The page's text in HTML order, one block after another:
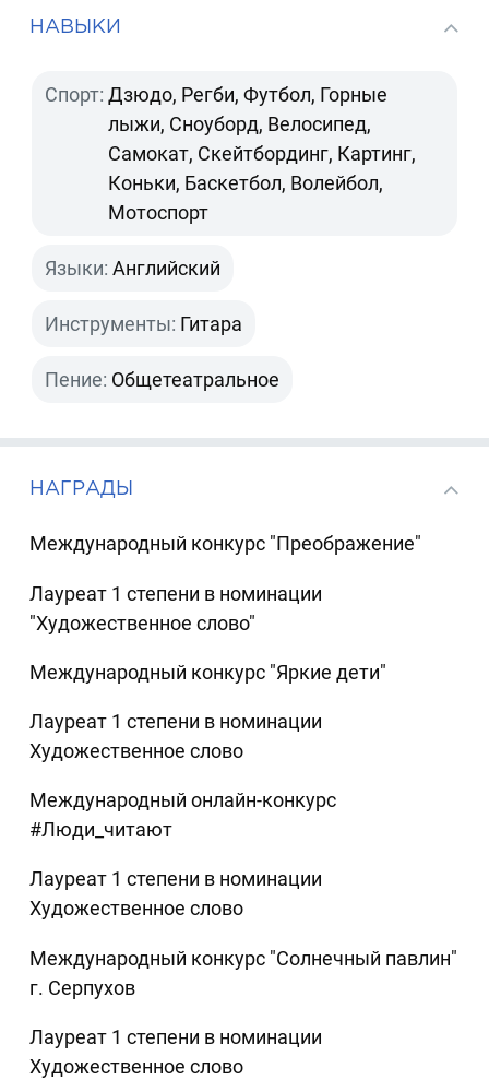
НАВЫКИ
Спорт: Дзюдо, Регби, Футбол, Горные
лыжи, Сноуборд, Велосипед,
Самокат, Скейтбординг, Картинг,
Коньки, Баскетбол, Волейбол,
Мотоспорт
Языки: Английский
Инструменты: Гитара
Пение: Общетеатральное
НАГРАДЫ
Международный конкурс "Преображение"
Лауреат 1 степени в номинации
"Художественное слово"
Международный конкурс "Яркие дети"
Лауреат 1 степени в номинации
Художественное слово
Международный онлайн-конкурс
#Люди_читают
Лауреат 1 степени в номинации
Художественное слово
Международный конкурс "Солнечный павлин"
г. Серпухов
Лауреат 1 степени в номинации
Художественное слово